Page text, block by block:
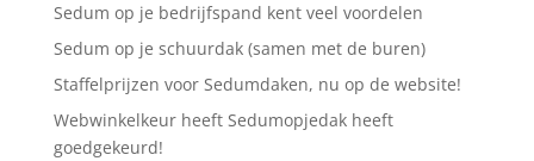
Sedum op je bedrijfspand kent veel voordelen
Sedum op je schuurdak (samen met de buren)
Staffelprijzen voor Sedumdaken, nu op de website!
Webwinkelkeur heeft Sedumopjedak heeft
goedgekeurd!